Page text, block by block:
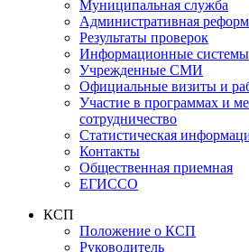
Муниципальная служба
Административная
Результаты проверок
Информационные системы
Учрежденные СМИ
Официальные визиты и
Участие в программах и
сотрудничество
Статистическая
Контакты
Общественная приемная
ЕГИССО
КСП
Положение о КСП
Руководитель